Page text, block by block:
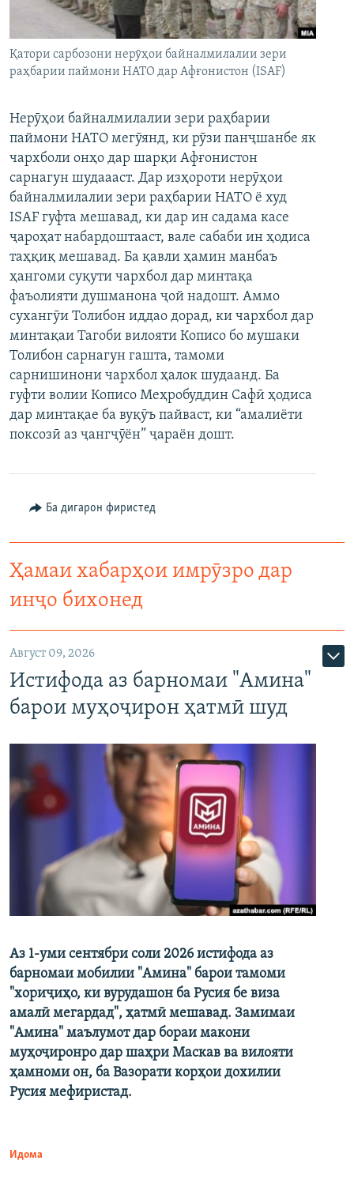
ГУЗОРИШҲОИ РАДИОӢ
ПАЙГИРӢ КУНЕД
Ҳамаи сомонаҳои RFE/RL
Қатори сарбозони нерӯҳои байналмилалии зери
раҳбарии паймони НАТО дар Афғонистон (ISAF)
Нерӯҳои байналмилалии зери раҳбарии
паймони НАТО мегӯянд, ки рӯзи панҷшанбе як
чархболи онҳо дар шарқи Афғонистон
сарнагун шудаааст. Дар изҳороти нерӯҳои
байналмилалии зери раҳбарии НАТО ё худ
ISAF гуфта мешавад, ки дар ин садама касе
ҷароҳат набардоштааст, вале сабаби ин ҳодиса
таҳқиқ мешавад. Ба қавли ҳамин манбаъ
ҳангоми суқути чархбол дар минтақа
фаъолияти душманона ҷой надошт. Аммо
сухангӯи Толибон иддао дорад, ки чархбол дар
минтақаи Тагоби вилояти Кописо бо мушаки
Толибон сарнагун гашта, тамоми
сарнишинони чархбол ҳалок шудаанд. Ба
гуфти волии Кописо Меҳробуддин Сафӣ ҳодиса
дар минтақае ба вуқӯъ пайваст, ки “амалиёти
поксозӣ аз ҷангҷӯён” ҷараён дошт.
Ба дигарон фиристед
Ҳамаи хабарҳои имрӯзро дар
инҷо бихонед
Август 09, 2026
Истифода аз барномаи "Амина"
барои муҳоҷирон ҳатмӣ шуд
Аз 1-уми сентябри соли 2026 истифода аз
барномаи мобилии "Амина" барои тамоми
"хориҷиҳо, ки вурудашон ба Русия бе виза
амалӣ мегардад", ҳатмӣ мешавад. Замимаи
"Амина" маълумот дар бораи макони
муҳоҷиронро дар шаҳри Маскав ва вилояти
ҳамноми он, ба Вазорати корҳои дохилии
Русия мефиристад.
Идома